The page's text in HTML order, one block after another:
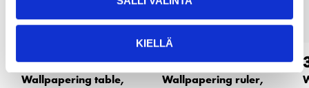
KIELLÄ
2995
Wallpapering table,
495
Wallpapering ruler,